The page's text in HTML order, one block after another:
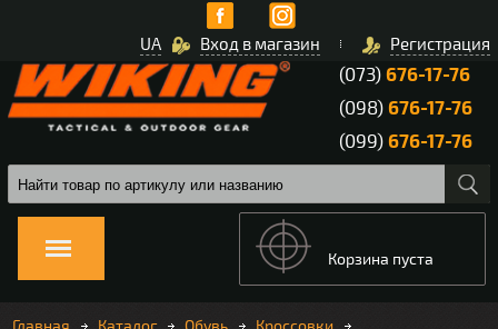
Вход в магазин Регистрация
UA
(073)676-17-76
(098)676-17-76
(099)676-17-76
Корзина пуста